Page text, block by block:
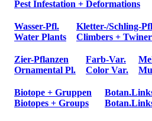
Pest Infestation + Deformations
Wasser-Pfl.
Water Plants
Kletter-/Schling-
Climbers +
Zier-Pflanzen
Ornamental Pl.
Farb-Var.
Color Var.
Biotope + Gruppen
Biotopes + Groups